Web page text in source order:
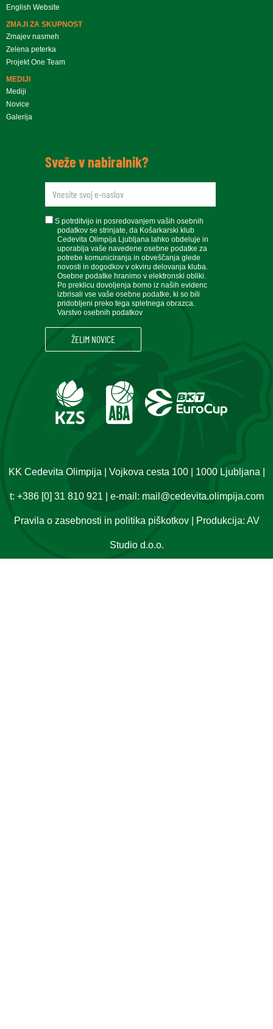
English Website
ZMAJI ZA SKUPNOST
Zmajev nasmeh
Zelena peterka
Projekt One Team
MEDIJI
Mediji
Novice
Galerija
Sveže v nabiralnik?
newsletteremail
soglasje
S potrditvijo in posredovanjem vaših osebnih
podatkov se strinjate, da Košarkarski klub
Cedevita Olimpija Ljubljana lahko obdeluje in
uporablja vaše navedene osebne podatke za
potrebe komuniciranja in obveščanja glede
novosti in dogodkov v okviru delovanja kluba.
Osebne podatke hranimo v elektronski obliki.
Po preklicu dovoljenja bomo iz naših evidenc
izbrisali vse vaše osebne podatke, ki so bili
pridobljeni preko tega spletnega obrazca.
Varstvo osebnih podatkov
KK Cedevita Olimpija | Vojkova cesta 100 | 1000 Ljubljana |
t: +386 [0] 31 810 921 | e-mail: mail@cedevita.olimpija.com
Pravila o zasebnosti in politika piškotkov| Produkcija: AV
Studio d.o.o.